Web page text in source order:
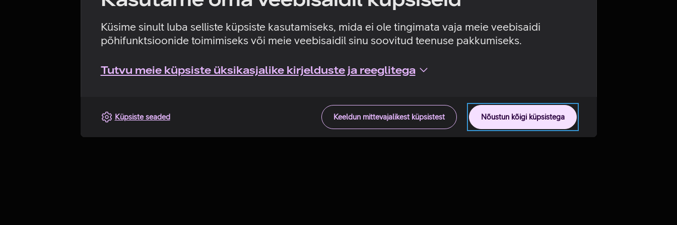
Küsime sinult luba selliste küpsiste kasutamiseks, mida ei ole tingimata vaja meie veebisaidi
põhifunktsioonide toimimiseks või meie veebisaidil sinu soovitud teenuse pakkumiseks.
Tutvu meie küpsiste üksikasjalike kirjelduste ja reeglitega
Nõustun kõigi küpsistega
Keeldun mittevajalikest küpsistest
Küpsiste seaded